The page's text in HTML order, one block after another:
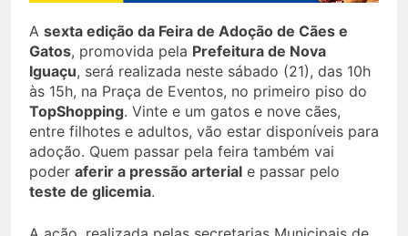
A sexta edição da Feira de Adoção de Cães e
Gatos, promovida pela Prefeitura de Nova
Iguaçu, será realizada neste sábado (21), das 10h
às 15h, na Praça de Eventos, no primeiro piso do
TopShopping. Vinte e um gatos e nove cães,
entre filhotes e adultos, vão estar disponíveis para
adoção. Quem passar pela feira também vai
poder aferir a pressão arterial e passar pelo
teste de glicemia.